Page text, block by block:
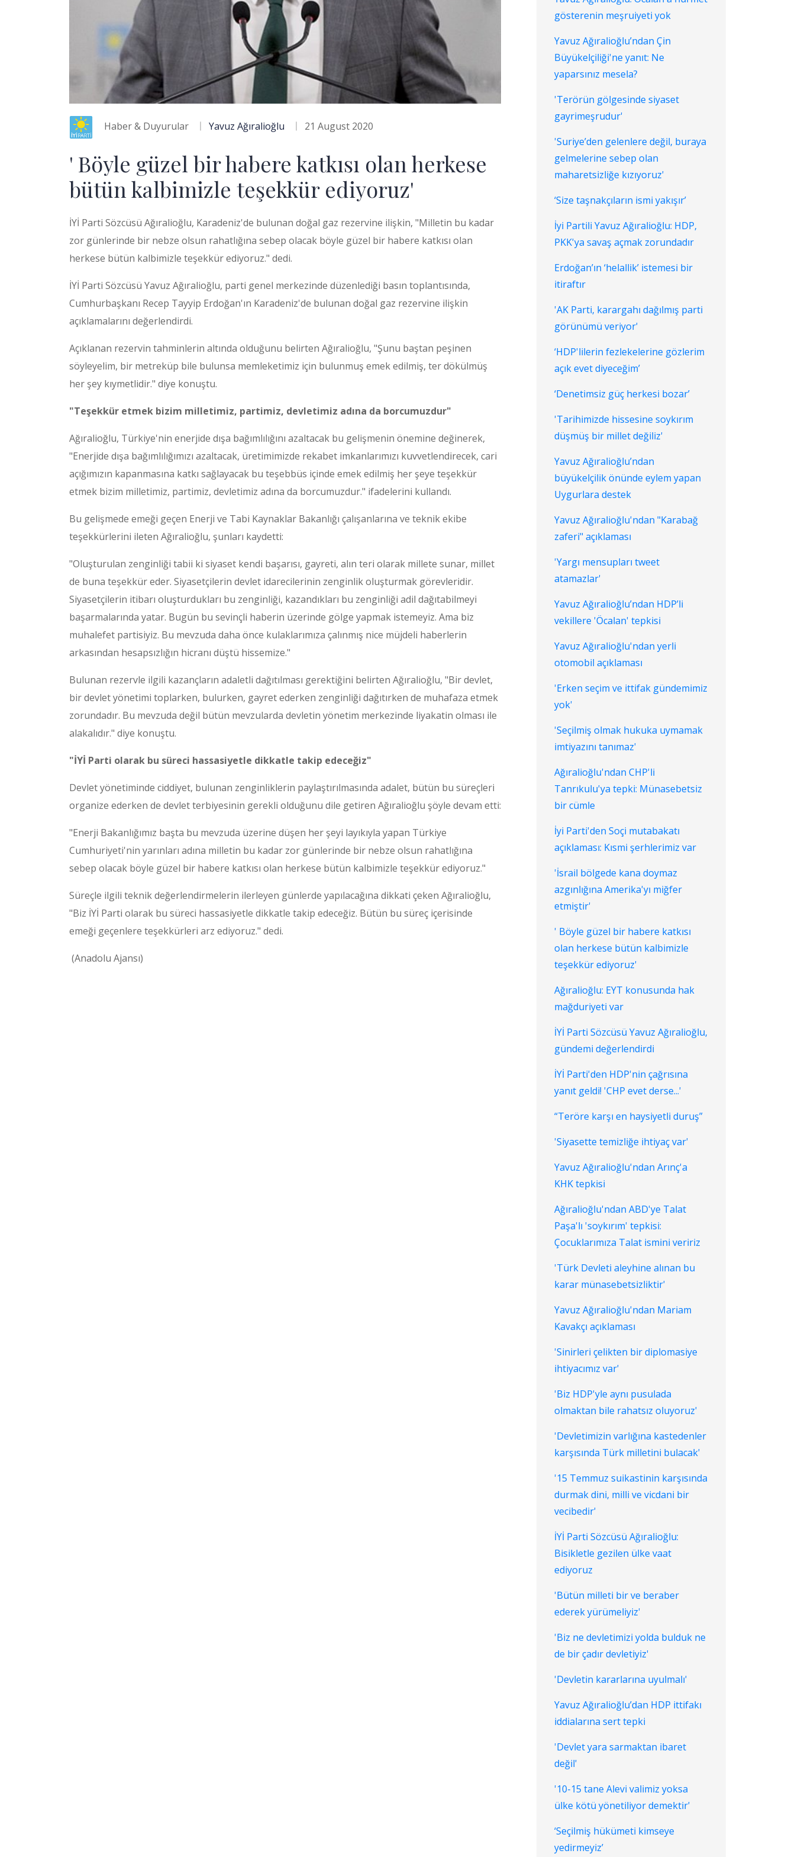
Haber & Duyurular Yavuz Ağıralioğlu 21 August 2020
' Böyle güzel bir habere katkısı olan herkese
bütün kalbimizle teşekkür ediyoruz'
İYİ Parti Sözcüsü Ağıralioğlu, Karadeniz'de bulunan doğal gaz rezervine ilişkin, "Milletin bu kadar
zor günlerinde bir nebze olsun rahatlığına sebep olacak böyle güzel bir habere katkısı olan
herkese bütün kalbimizle teşekkür ediyoruz." dedi.
İYİ Parti Sözcüsü Yavuz Ağıralioğlu, parti genel merkezinde düzenlediği basın toplantısında,
Cumhurbaşkanı Recep Tayyip Erdoğan'ın Karadeniz'de bulunan doğal gaz rezervine ilişkin
açıklamalarını değerlendirdi.
Açıklanan rezervin tahminlerin altında olduğunu belirten Ağıralioğlu, "Şunu baştan peşinen
söyleyelim, bir metreküp bile bulunsa memleketimiz için bulunmuş emek edilmiş, ter dökülmüş
her şey kıymetlidir." diye konuştu.
"Teşekkür etmek bizim milletimiz, partimiz, devletimiz adına da borcumuzdur"
Ağıralioğlu, Türkiye'nin enerjide dışa bağımlılığını azaltacak bu gelişmenin önemine değinerek,
"Enerjide dışa bağımlılığımızı azaltacak, üretimimizde rekabet imkanlarımızı kuvvetlendirecek, cari
açığımızın kapanmasına katkı sağlayacak bu teşebbüs içinde emek edilmiş her şeye teşekkür
etmek bizim milletimiz, partimiz, devletimiz adına da borcumuzdur." ifadelerini kullandı.
Bu gelişmede emeği geçen Enerji ve Tabi Kaynaklar Bakanlığı çalışanlarına ve teknik ekibe
teşekkürlerini ileten Ağıralioğlu, şunları kaydetti:
"Oluşturulan zenginliği tabii ki siyaset kendi başarısı, gayreti, alın teri olarak millete sunar, millet
de buna teşekkür eder. Siyasetçilerin devlet idarecilerinin zenginlik oluşturmak görevleridir.
Siyasetçilerin itibarı oluşturdukları bu zenginliği, kazandıkları bu zenginliği adil dağıtabilmeyi
başarmalarında yatar. Bugün bu sevinçli haberin üzerinde gölge yapmak istemeyiz. Ama biz
muhalefet partisiyiz. Bu mevzuda daha önce kulaklarımıza çalınmış nice müjdeli haberlerin
arkasından hesapsızlığın hicranı düştü hissemize."
Bulunan rezervle ilgili kazançların adaletli dağıtılması gerektiğini belirten Ağıralioğlu, "Bir devlet,
bir devlet yönetimi toplarken, bulurken, gayret ederken zenginliği dağıtırken de muhafaza etmek
zorundadır. Bu mevzuda değil bütün mevzularda devletin yönetim merkezinde liyakatin olması ile
alakalıdır." diye konuştu.
"İYİ Parti olarak bu süreci hassasiyetle dikkatle takip edeceğiz"
Devlet yönetiminde ciddiyet, bulunan zenginliklerin paylaştırılmasında adalet, bütün bu süreçleri
organize ederken de devlet terbiyesinin gerekli olduğunu dile getiren Ağıralioğlu şöyle devam etti:
"Enerji Bakanlığımız başta bu mevzuda üzerine düşen her şeyi layıkıyla yapan Türkiye
Cumhuriyeti'nin yarınları adına milletin bu kadar zor günlerinde bir nebze olsun rahatlığına
sebep olacak böyle güzel bir habere katkısı olan herkese bütün kalbimizle teşekkür ediyoruz."
Süreçle ilgili teknik değerlendirmelerin ilerleyen günlerde yapılacağına dikkati çeken Ağıralioğlu,
"Biz İYİ Parti olarak bu süreci hassasiyetle dikkatle takip edeceğiz. Bütün bu süreç içerisinde
emeği geçenlere teşekkürleri arz ediyoruz." dedi.
(Anadolu Ajansı)
gösterenin meşruiyeti yok
Yavuz Ağıralioğlu’ndan Çin
Büyükelçiliği'ne yanıt: Ne
yaparsınız mesela?
'Terörün gölgesinde siyaset
gayrimeşrudur'
'Suriye’den gelenlere değil, buraya
gelmelerine sebep olan
maharetsizliğe kızıyoruz'
‘Size taşnakçıların ismi yakışır’
İyi Partili Yavuz Ağıralioğlu: HDP,
PKK'ya savaş açmak zorundadır
Erdoğan’ın ‘helallik’ istemesi bir
itiraftır
'AK Parti, karargahı dağılmış parti
görünümü veriyor'
‘HDP'lilerin fezlekelerine gözlerim
açık evet diyeceğim’
‘Denetimsiz güç herkesi bozar’
'Tarihimizde hissesine soykırım
düşmüş bir millet değiliz'
Yavuz Ağıralioğlu’ndan
büyükelçilik önünde eylem yapan
Uygurlara destek
Yavuz Ağıralioğlu'ndan "Karabağ
zaferi" açıklaması
'Yargı mensupları tweet
atamazlar'
Yavuz Ağıralioğlu’ndan HDP’li
vekillere 'Öcalan' tepkisi
Yavuz Ağıralioğlu'ndan yerli
otomobil açıklaması
'Erken seçim ve ittifak gündemimiz
yok'
'Seçilmiş olmak hukuka uymamak
imtiyazını tanımaz'
Ağıralioğlu'ndan CHP'li
Tanrıkulu'ya tepki: Münasebetsiz
bir cümle
İyi Parti'den Soçi mutabakatı
açıklaması: Kısmi şerhlerimiz var
'İsrail bölgede kana doymaz
azgınlığına Amerika'yı miğfer
etmiştir'
' Böyle güzel bir habere katkısı
olan herkese bütün kalbimizle
teşekkür ediyoruz'
Ağıralioğlu: EYT konusunda hak
mağduriyeti var
İYİ Parti Sözcüsü Yavuz Ağıralioğlu,
gündemi değerlendirdi
İYİ Parti'den HDP'nin çağrısına
yanıt geldi! 'CHP evet derse...'
“Teröre karşı en haysiyetli duruş”
'Siyasette temizliğe ihtiyaç var'
Yavuz Ağıralioğlu'ndan Arınç'a
KHK tepkisi
Ağıralioğlu'ndan ABD'ye Talat
Paşa'lı 'soykırım' tepkisi:
Çocuklarımıza Talat ismini veririz
'Türk Devleti aleyhine alınan bu
karar münasebetsizliktir'
Yavuz Ağıralioğlu'ndan Mariam
Kavakçı açıklaması
'Sinirleri çelikten bir diplomasiye
ihtiyacımız var'
'Biz HDP'yle aynı pusulada
olmaktan bile rahatsız oluyoruz'
'Devletimizin varlığına kastedenler
karşısında Türk milletini bulacak'
'15 Temmuz suikastinin karşısında
durmak dini, milli ve vicdani bir
vecibedir'
İYİ Parti Sözcüsü Ağıralioğlu:
Bisikletle gezilen ülke vaat
ediyoruz
'Bütün milleti bir ve beraber
ederek yürümeliyiz'
'Biz ne devletimizi yolda bulduk ne
de bir çadır devletiyiz'
'Devletin kararlarına uyulmalı'
Yavuz Ağıralioğlu’dan HDP ittifakı
iddialarına sert tepki
'Devlet yara sarmaktan ibaret
değil'
'10-15 tane Alevi valimiz yoksa
ülke kötü yönetiliyor demektir'
‘Seçilmiş hükümeti kimseye
yedirmeyiz’